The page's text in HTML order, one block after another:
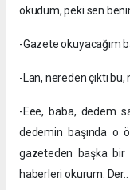
okudum, peki sen
-Gazete okuyacağım
-Lan, nereden çıktı
-Eee, baba, dedem
dedemin başında o
gazeteden başka bir
haberleri okurum. Der..